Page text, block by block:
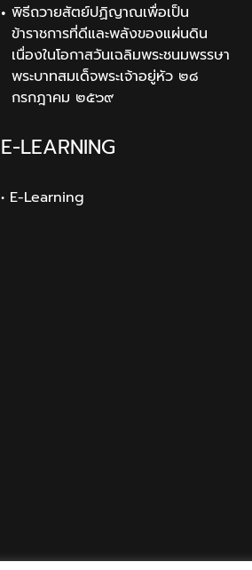
พิธีถวายสัตย์ปฏิญาณเพื่อเป็น
ข้าราชการที่ดีและพลังของแผ่นดิน
เนื่องในโอกาสวันเฉลิมพระชนมพรรษา
พระบาทสมเด็จพระเจ้าอยู่หัว ๒๘
กรกฎาคม ๒๕๖๙
E-LEARNING
• E-Learning